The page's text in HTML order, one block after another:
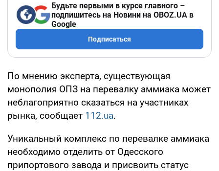
Будьте первыми в курсе главного –
подпишитесь на Новини на OBOZ.UA в
Google
Подписаться
По мнению эксперта, существующая
монополия ОПЗ на перевалку аммиака может
неблагоприятно сказаться на участниках
рынка, сообщает 112.ua.
Уникальный комплекс по перевалке аммиака
необходимо отделить от Одесского
припортового завода и присвоить статус